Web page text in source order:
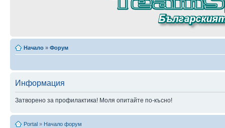
Начало » Форум
Информация
Затворено за профилактика! Моля опитайте по-късно!
Portal » Начало форум